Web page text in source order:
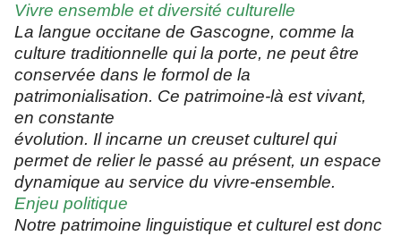
Vivre ensemble et diversité culturelle
La langue occitane de Gascogne, comme la
culture traditionnelle qui la porte, ne peut être
conservée dans le formol de la
patrimonialisation. Ce patrimoine-là est vivant,
en constante
évolution. Il incarne un creuset culturel qui
permet de relier le passé au présent, un espace
dynamique au service du vivre-ensemble.
Enjeu politique
Notre patrimoine linguistique et culturel est donc